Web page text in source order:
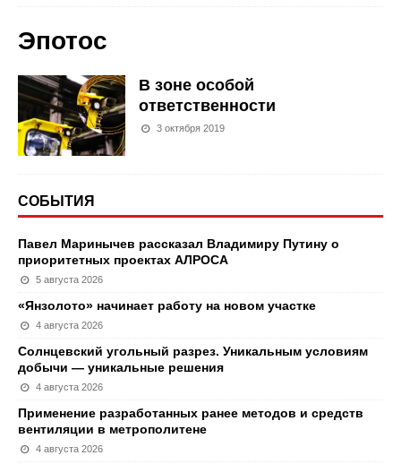
Эпотос
В зоне особой
ответственности
3 октября 2019
СОБЫТИЯ
Павел Маринычев рассказал Владимиру Путину о
приоритетных проектах АЛРОСА
5 августа 2026
«Янзолото» начинает работу на новом участке
4 августа 2026
Солнцевский угольный разрез. Уникальным условиям
добычи — уникальные решения
4 августа 2026
Применение разработанных ранее методов и средств
вентиляции в метрополитене
4 августа 2026